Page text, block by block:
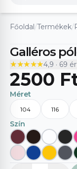
Általános
Adatvédelmi
Főoldal /Termékek/
Galléros
★★★★★
★★★★★4,9 · 69
2500
Méret
104 116
Szín